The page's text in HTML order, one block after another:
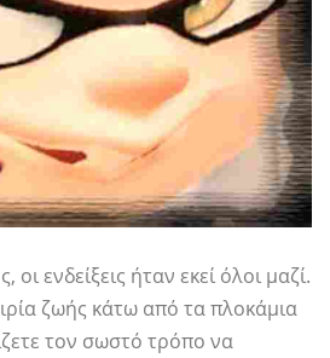
οι ενδείξεις ήταν εκεί όλοι μαζί.
ζωής κάτω από τα πλοκάμια
τον σωστό τρόπο να